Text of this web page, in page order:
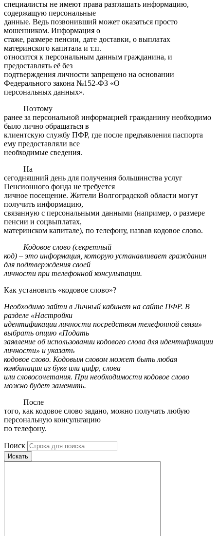
специалисты не имеют права разглашать информацию,
содержащую персональные
данные. Ведь позвонивший может оказаться просто
мошенником. Информация о
стаже, размере пенсии, дате доставки, о выплатах
материнского капитала и т.п.
относится к персональным данным гражданина, и
предоставлять её без
подтверждения личности запрещено на основании
Федерального закона №152-ФЗ «О
персональных данных».
Поэтому
ранее за персональной информацией гражданину необходимо
было лично обращаться в
клиентскую службу ПФР, где после предъявления паспорта
ему предоставляли все
необходимые сведения.
На
сегодняшний день для получения большинства услуг
Пенсионного фонда не требуется
личное посещение. Жители Волгоградской области могут
получить информацию,
связанную с персональными данными (например, о размере
пенсии и соцвыплатах,
материнском капитале), по телефону, назвав кодовое слово.
Кодовое слово (секретный
код) – это информация, которую устанавливает гражданин
для подтверждения своей
личности при телефонной консультации.
Как установить «кодовое слово»?
Необходимо зайти в Личный кабинет на сайте ПФР. В
разделе «Настройки
идентификации личности посредством телефонной связи»
выбрать опцию «Подать
заявление об использовании кодового слова для идентификации
личности» и указать
кодовое слово. Кодовым словом может быть любая
комбинация из букв или цифр, слова
или словосочетания. При необходимости кодовое слово
можно будет заменить.
После
того, как кодовое слово задано, можно получать любую
персональную консультацию
по телефону.
Поиск
Искать